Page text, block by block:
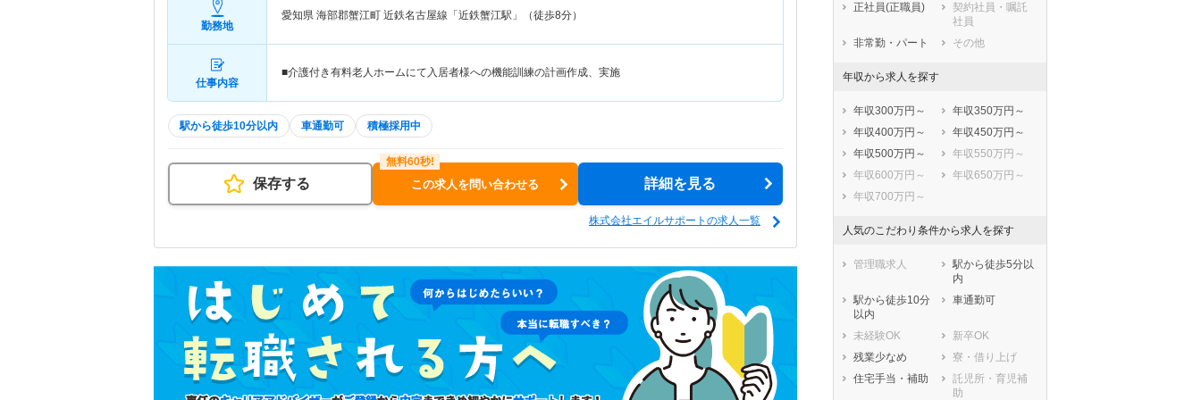
勤務地
愛知県 海部郡蟹江町 近鉄名古屋線「近鉄蟹江駅」（徒歩8分）
仕事内容
■介護付き有料老人ホームにて入居者様への機能訓練の計画作成、実施
駅から徒歩10分以内 車通勤可 積極採用中
保存する この求人を問い合わせる 詳細を見る
株式会社エイルサポートの求人一覧
東海市
大府市
知多市
知立市
岩倉市
海部郡蟹江町
海部郡飛島村
知多郡東浦町
知多郡南知多町
知多郡美浜町
知多郡武豊町
額田郡幸田町
北設楽郡設楽町
北設楽郡東栄町
北設楽郡豊根村
正社員(正職員)
契約社員・嘱託
社員
非常勤・パート
その他
年収から求人を探す
年収300万円～
年収350万円～
年収400万円～
年収450万円～
年収500万円～
年収550万円～
年収600万円～
年収650万円～
年収700万円～
人気のこだわり条件から求人を探す
管理職求人
駅から徒歩5分以
内
駅から徒歩10分
以内
車通勤可
未経験OK
新卒OK
残業少なめ
寮・借り上げ
住宅手当・補助
託児所・育児補
助